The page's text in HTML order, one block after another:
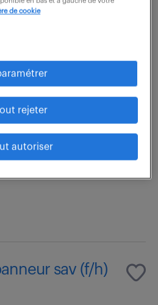
intérim
et
- Suivi fournisseurs
- Gestion des flux et
sav (f/h)
de cookie
rejeter
autoriser